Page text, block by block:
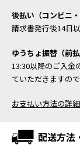
後払い（コンビニ
請求書発行後14日
ゆうちょ振替（前払
13:30以降のご入金
ていただきますの
お支払い方法の詳
配送方法